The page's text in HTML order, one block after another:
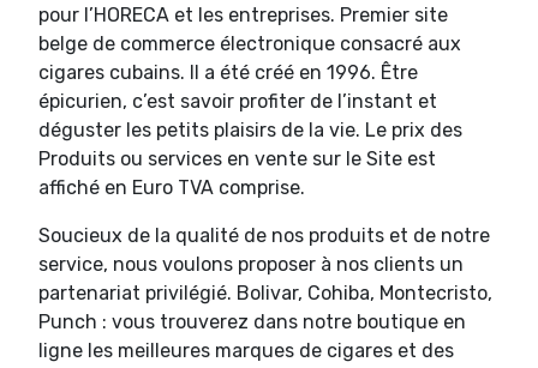
pour l’HORECA et les entreprises. Premier site
belge de commerce électronique consacré aux
cigares cubains. Il a été créé en 1996. Être
épicurien, c’est savoir profiter de l’instant et
déguster les petits plaisirs de la vie. Le prix des
Produits ou services en vente sur le Site est
affiché en Euro TVA comprise.
Soucieux de la qualité de nos produits et de notre
service, nous voulons proposer à nos clients un
partenariat privilégié. Bolivar, Cohiba, Montecristo,
Punch : vous trouverez dans notre boutique en
ligne les meilleures marques de cigares et des